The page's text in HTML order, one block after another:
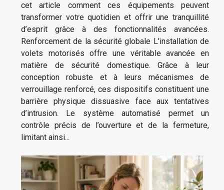
cet article comment ces équipements peuvent
transformer votre quotidien et offrir une tranquillité
d’esprit grâce à des fonctionnalités avancées.
Renforcement de la sécurité globale L'installation de
volets motorisés offre une véritable avancée en
matière de sécurité domestique. Grâce à leur
conception robuste et à leurs mécanismes de
verrouillage renforcé, ces dispositifs constituent une
barrière physique dissuasive face aux tentatives
d’intrusion. Le système automatisé permet un
contrôle précis de l’ouverture et de la fermeture,
limitant ainsi...